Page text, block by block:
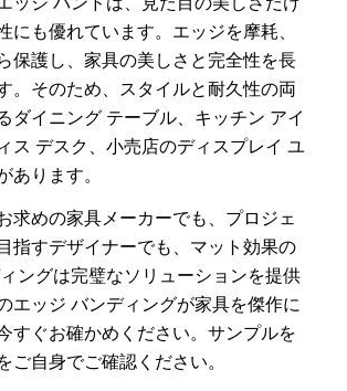
にも優れています。エッジを摩耗、
保護し、家具の美しさと完全性を長
。そのため、スタイルと耐久性の両
ダイニング テーブル、キッチン アイ
ス デスク、小売店のディスプレイ ユ
あります。
求めの家具メーカーでも、プロジェ
指すデザイナーでも、マット効果の
ングは完璧なソリューションを提供
エッジ バンディングが家具を傑作に
すぐお確かめください。サンプルを
ご自身でご確認ください。